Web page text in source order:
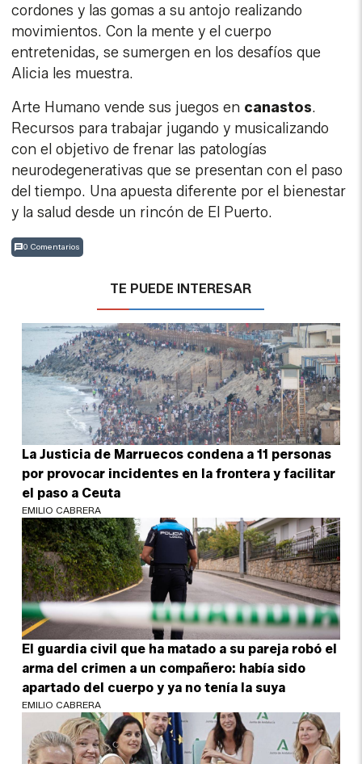
cordones y las gomas a su antojo realizando
movimientos. Con la mente y el cuerpo
entretenidas, se sumergen en los desafíos que
Alicia les muestra.
Arte Humano vende sus juegos en canastos.
Recursos para trabajar jugando y musicalizando
con el objetivo de frenar las patologías
neurodegenerativas que se presentan con el paso
del tiempo. Una apuesta diferente por el bienestar
y la salud desde un rincón de El Puerto.
0 Comentarios
TE PUEDE INTERESAR
La Justicia de Marruecos condena a 11 personas
por provocar incidentes en la frontera y facilitar
el paso a Ceuta
EMILIO CABRERA
El guardia civil que ha matado a su pareja robó el
arma del crimen a un compañero: había sido
apartado del cuerpo y ya no tenía la suya
EMILIO CABRERA